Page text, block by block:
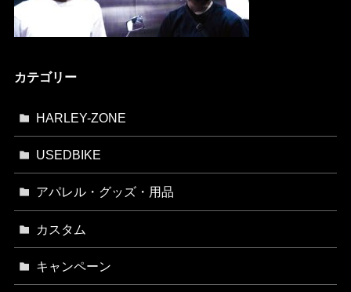
カテゴリー
HARLEY-ZONE
USEDBIKE
アパレル・グッズ・用品
カスタム
キャンペーン